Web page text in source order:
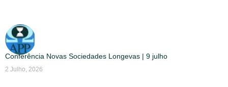
Conferência Novas Sociedades Longevas | 9 julho
2 Julho, 2026